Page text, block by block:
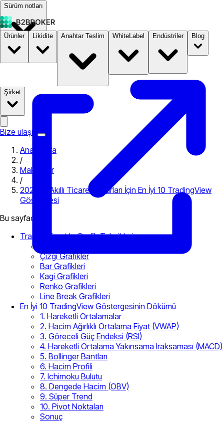
Sürüm notları
Dokümantasyon Fiyatlandırma B2STORE
Ürünler Likidite Anahtar Teslim WhiteLabel Endüstriler Blog
Şirket
Bize ulaşın
Ana Sayfa
/
Makaleler
/
2024’te Akıllı Ticaret Kararları İçin En İyi 10 TradingView
Göstergesi
Bu sayfada
TradingView’de Grafik Teknikleri
Çizgi Grafikler
Bar Grafikleri
Kagi Grafikleri
Renko Grafikleri
Line Break Grafikleri
En İyi 10 TradingView Göstergesinin Dökümü
1. Hareketli Ortalamalar
2. Hacim Ağırlıklı Ortalama Fiyat (VWAP)
3. Göreceli Güç Endeksi (RSI)
4. Hareketli Ortalama Yakınsama Iraksaması (MACD)
5. Bollinger Bantları
6. Hacim Profili
7. Ichimoku Bulutu
8. Dengede Hacim (OBV)
9. Süper Trend
10. Pivot Noktaları
Sonuç